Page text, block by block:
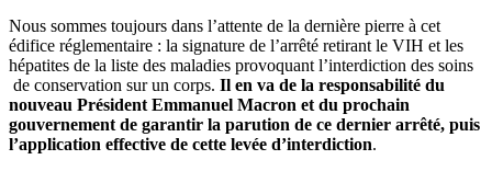
Nous sommes toujours dans l’attente de la dernière pierre à cet
édifice réglementaire : la signature de l’arrêté retirant le VIH et les
hépatites de la liste des maladies provoquant l’interdiction des soins
de conservation sur un corps. Il en va de la responsabilité du
nouveau Président Emmanuel Macron et du prochain
gouvernement de garantir la parution de ce dernier arrêté, puis
l’application effective de cette levée d’interdiction.